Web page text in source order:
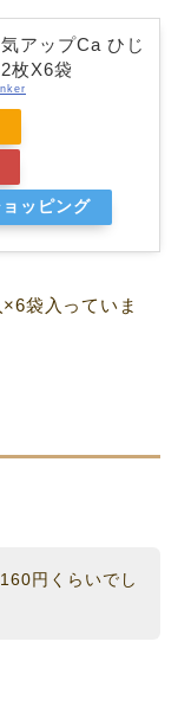
アップCa ひじ
枚X6袋
ッピング
袋入っていま
円くらいでし